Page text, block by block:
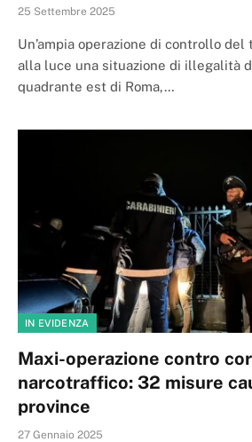
25 Settembre 2025
Un’ampia operazione di controllo
alla luce una situazione di illegalità
quadrante est di Roma,…
IN EVIDENZA
Maxi-operazione contro
narcotraffico: 32 misure
province
27 Gennaio 2025